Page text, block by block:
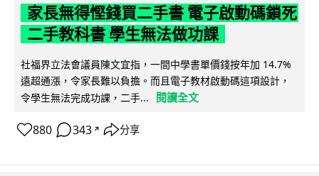
家長無得慳錢買二手書 電子啟動碼鎖死
二手教科書 學生無法做功課
社福界立法會議員陳文宜指，一間中學書單價錢按年加 14.7%
遠超通漲，令家長難以負擔。而且電子教材啟動碼這項設計，
令學生無法完成功課，二手...
閱讀全文
880 343 ↗ 分享